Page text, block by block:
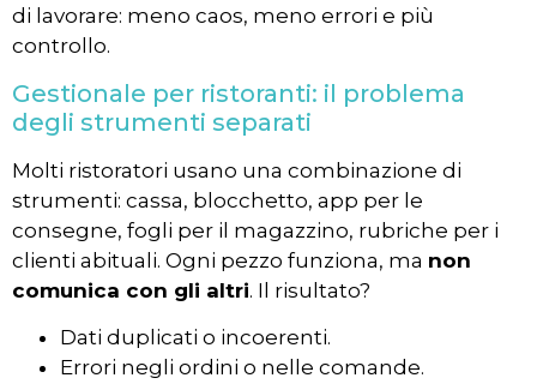
di lavorare: meno caos, meno errori e più
controllo.
Gestionale per ristoranti: il problema
degli strumenti separati
Molti ristoratori usano una combinazione di
strumenti: cassa, blocchetto, app per le
consegne, fogli per il magazzino, rubriche per i
clienti abituali. Ogni pezzo funziona, ma non
comunica con gli altri. Il risultato?
Dati duplicati o incoerenti.
Errori negli ordini o nelle comande.